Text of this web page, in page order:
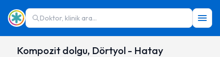
Doktor, klinik ara...
Kompozit dolgu, Dörtyol - Hatay